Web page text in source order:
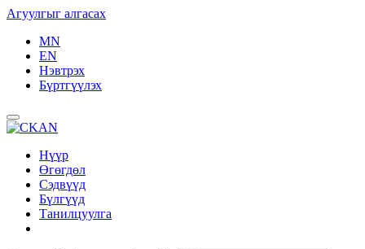
Агуулгыг алгасах
MN
EN
Нэвтрэх
Бүртгүүлэх
Нүүр
Өгөгдөл
Сэдвүүд
Бүлгүүд
Танилцуулга